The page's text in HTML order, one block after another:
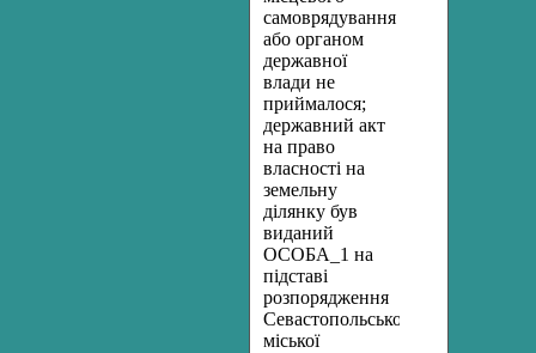
самоврядування
або органом
державної
влади не
приймалося;
державний акт
на право
власності на
земельну
ділянку був
виданий
ОСОБА_1 на
підставі
розпорядження
Севастопольської
міської